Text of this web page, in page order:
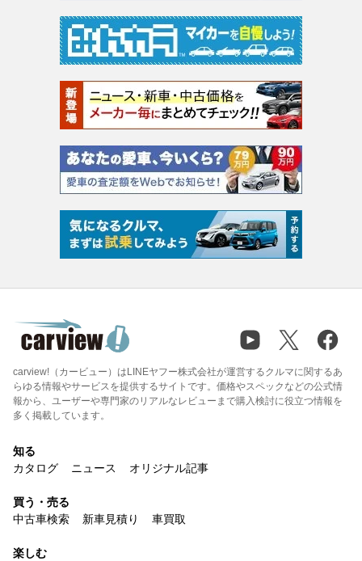
carview!（カービュー）はLINEヤフー株式会社が運営するクルマに関するあ
らゆる情報やサービスを提供するサイトです。価格やスペックなどの公式情
報から、ユーザーや専門家のリアルなレビューまで購入検討に役立つ情報を
多く掲載しています。
知る
カタログ
ニュース オリジナル記事
買う・売る
中古車検索
新車見積り 車買取
楽しむ